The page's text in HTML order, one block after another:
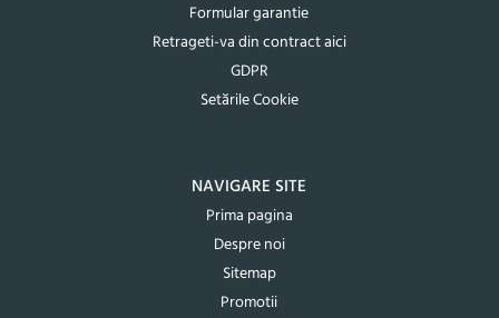
Formular garantie
Retrageti-va din contract aici
GDPR
Setările Cookie
NAVIGARE SITE
Prima pagina
Despre noi
Sitemap
Promotii